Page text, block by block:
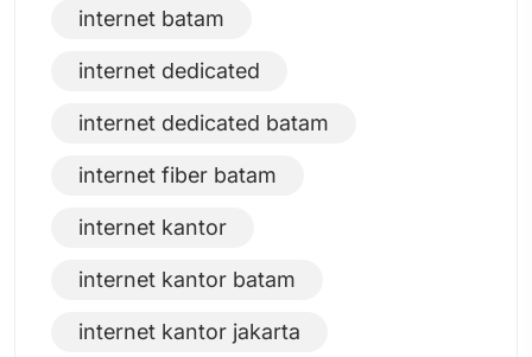
internet batam
internet dedicated
internet dedicated batam
internet fiber batam
internet kantor
internet kantor batam
internet kantor jakarta